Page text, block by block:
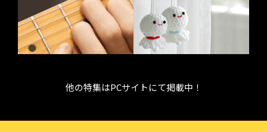
他の特集はPCサイトにて掲載中！